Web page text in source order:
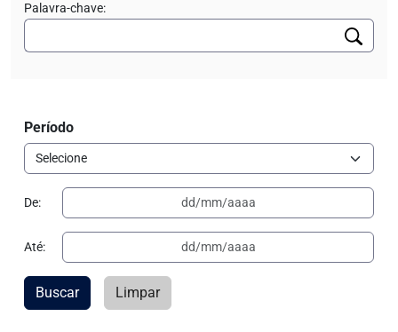
Palavra-chave:
Período
De:
Até:
Buscar Limpar